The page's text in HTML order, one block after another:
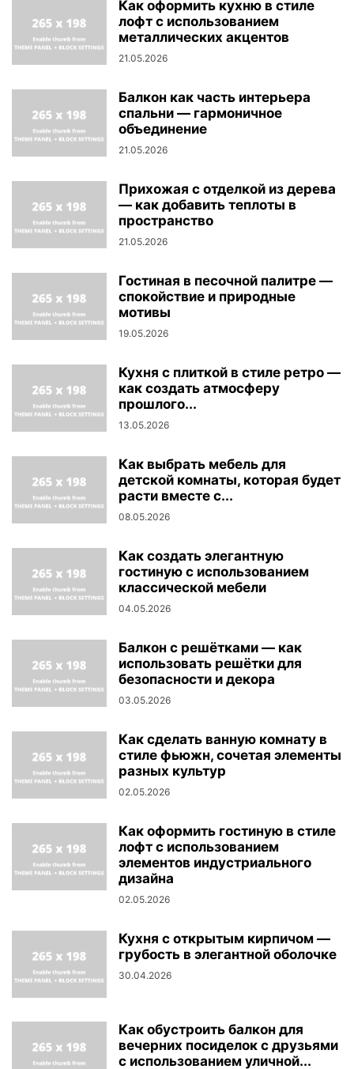
Как оформить кухню в стиле
лофт с использованием
металлических акцентов
21.05.2026
Балкон как часть интерьера
спальни — гармоничное
объединение
21.05.2026
Прихожая с отделкой из дерева
— как добавить теплоты в
пространство
21.05.2026
Гостиная в песочной палитре —
спокойствие и природные
мотивы
19.05.2026
Кухня с плиткой в стиле ретро —
как создать атмосферу
прошлого...
13.05.2026
Как выбрать мебель для
детской комнаты, которая будет
расти вместе с...
08.05.2026
Как создать элегантную
гостиную с использованием
классической мебели
04.05.2026
Балкон с решётками — как
использовать решётки для
безопасности и декора
03.05.2026
Как сделать ванную комнату в
стиле фьюжн, сочетая элементы
разных культур
02.05.2026
Как оформить гостиную в стиле
лофт с использованием
элементов индустриального
дизайна
02.05.2026
Кухня с открытым кирпичом —
грубость в элегантной оболочке
30.04.2026
Как обустроить балкон для
вечерних посиделок с друзьями
с использованием уличной...